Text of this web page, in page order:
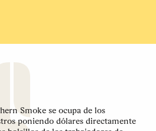
Smoke se ocupa de los
poniendo dólares directamente